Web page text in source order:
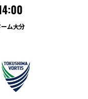
ム大分